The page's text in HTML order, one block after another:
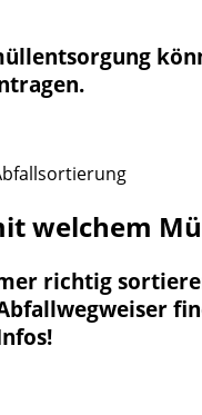
welchem
richtig